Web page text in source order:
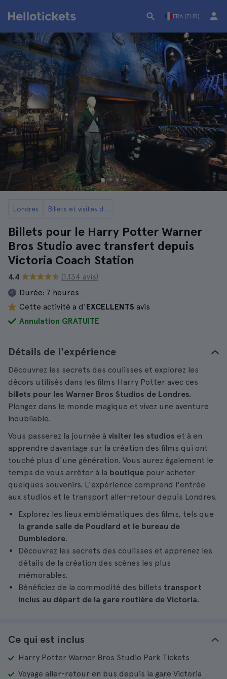
FRA (EUR)
Londres Billets et visites des studios Harry Potter à Londres
Billets pour le Harry Potter Warner
Bros Studio avec transfert depuis
Victoria Coach Station
4.4
(1.134 avis)
Durée: 7 heures
Cette activité a d'EXCELLENTS avis
Annulation GRATUITE
Détails de l'expérience
Découvrez les secrets des coulisses et explorez les
décors utilisés dans les films Harry Potter avec ces
billets pour les Warner Bros Studios de Londres.
Plongez dans le monde magique et vivez une aventure
inoubliable.
Vous passerez la journée à visiter les studios et à en
apprendre davantage sur la création des films qui ont
touché plus d'une génération. Vous aurez également le
temps de vous arrêter à la boutique pour acheter
quelques souvenirs. L'expérience comprend l'entrée
aux studios et le transport aller-retour depuis Londres.
Explorez les lieux emblématiques des films, tels que
la grande salle de Poudlard et le bureau de
Dumbledore.
Découvrez les secrets des coulisses et apprenez les
détails de la création des scènes les plus
mémorables.
Bénéficiez de la commodité des billets transport
inclus au départ de la gare routière de Victoria.
Ce qui est inclus
Harry Potter Warner Bros Studio Park Tickets
Voyage aller-retour en bus depuis la gare Victoria